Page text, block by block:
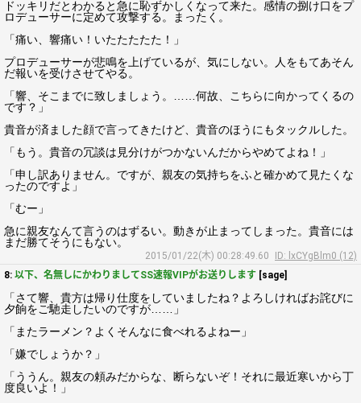
ドッキリだとわかると急に恥ずかしくなって来た。感情の捌け口をプ
ロデューサーに定めて攻撃する。まったく。
「痛い、響痛い！いたたたたた！」
プロデューサーが悲鳴を上げているが、気にしない。人をもてあそん
だ報いを受けさせてやる。
「響、そこまでに致しましょう。……何故、こちらに向かってくるの
です？」
貴音が済ました顔で言ってきたけど、貴音のほうにもタックルした。
「もう。貴音の冗談は見分けがつかないんだからやめてよね！」
「申し訳ありません。ですが、親友の気持ちをふと確かめて見たくな
ったのですよ」
「むー」
急に親友なんて言うのはずるい。動きが止まってしまった。貴音には
まだ勝てそうにもない。
2015/01/22(木) 00:28:49.60
ID: lxCYgBlm0 (12)
8: 以下、名無しにかわりましてSS速報VIPがお送りします [sage]
「さて響、貴方は帰り仕度をしていましたね？よろしければお詫びに
夕餉をご馳走したいのですが……」
「またラーメン？よくそんなに食べれるよねー」
「嫌でしょうか？」
「ううん。親友の頼みだからな、断らないぞ！それに最近寒いから丁
度良いよ！」